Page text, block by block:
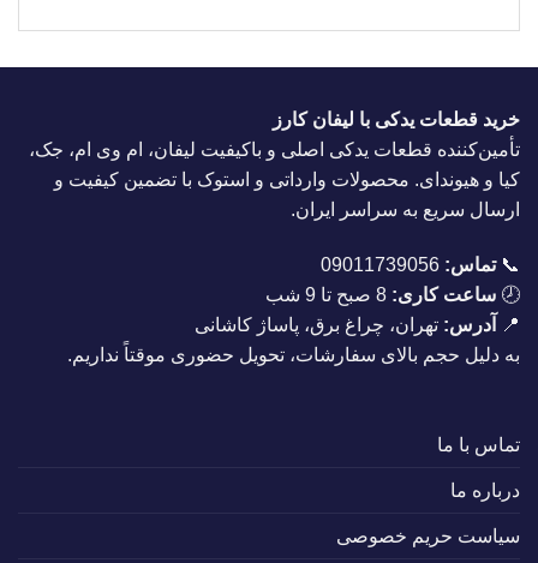
خرید قطعات یدکی با لیفان کارز
تأمین‌کننده قطعات یدکی اصلی و باکیفیت لیفان، ام وی ام، جک،
کیا و هیوندای. محصولات وارداتی و استوک با تضمین کیفیت و
ارسال سریع به سراسر ایران.
📞تماس: 09011739056
🕗 ساعت کاری:
📍
آدرس: تهران، چراغ برق، پاساژ کاشانی
به دلیل حجم بالای سفارشات، تحویل حضوری موقتاً نداریم.
تماس با ما
درباره ما
سیاست حریم خصوصی